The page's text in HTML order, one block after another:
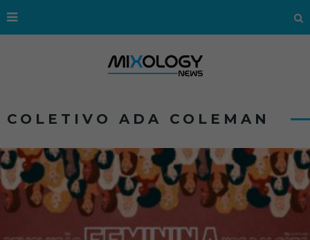
COLETIVO ADA COLEMAN